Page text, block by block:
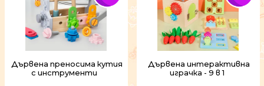
Дървена преносима кутия
с инструменти
Дървена интерактивна
играчка - 9 в 1